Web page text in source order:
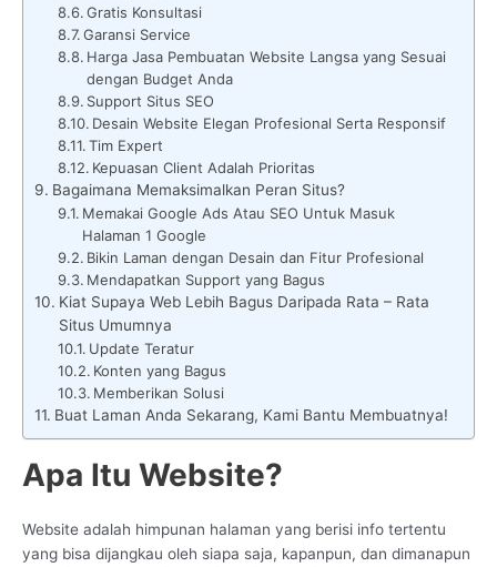
Gratis Konsultasi
Garansi Service
Harga Jasa Pembuatan Website Langsa yang Sesuai
dengan Budget Anda
Support Situs SEO
Desain Website Elegan Profesional Serta Responsif
Tim Expert
Kepuasan Client Adalah Prioritas
Bagaimana Memaksimalkan Peran Situs?
Memakai Google Ads Atau SEO Untuk Masuk
Halaman 1 Google
Bikin Laman dengan Desain dan Fitur Profesional
Mendapatkan Support yang Bagus
Kiat Supaya Web Lebih Bagus Daripada Rata – Rata
Situs Umumnya
Update Teratur
Konten yang Bagus
Memberikan Solusi
Buat Laman Anda Sekarang, Kami Bantu Membuatnya!
Apa Itu Website?
Website adalah himpunan halaman yang berisi info tertentu
yang bisa dijangkau oleh siapa saja, kapanpun, dan dimanapun